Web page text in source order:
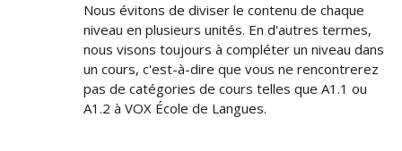
Nous évitons de diviser le contenu de chaque
niveau en plusieurs unités. En d'autres termes,
nous visons toujours à compléter un niveau dans
un cours, c'est-à-dire que vous ne rencontrerez
pas de catégories de cours telles que A1.1 ou
A1.2 à VOX École de Langues.